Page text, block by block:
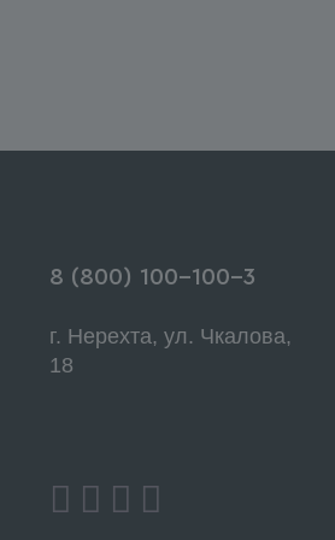
8 (800) 100-100-3
г. Нерехта, ул. Чкалова,
18